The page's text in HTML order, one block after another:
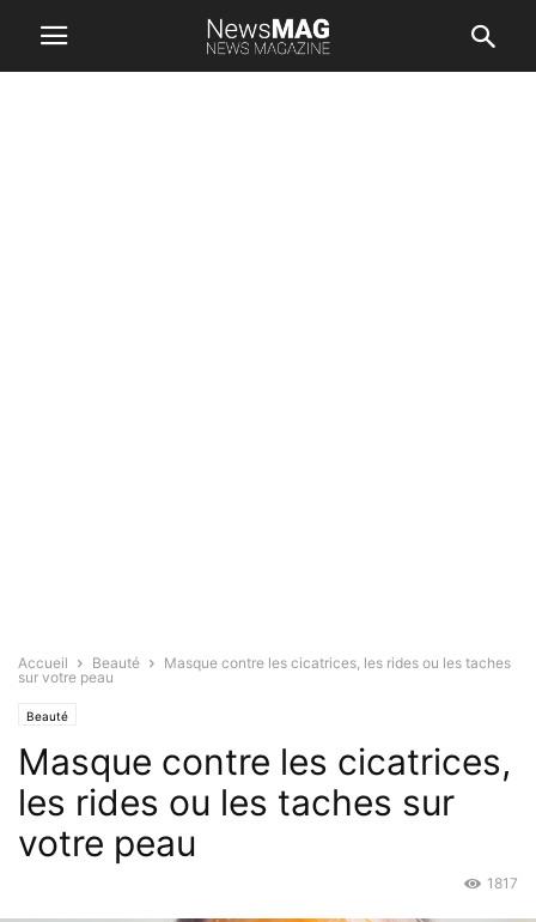
Accueil Beauté
Masque contre les cicatrices, les rides ou les taches
sur votre peau
Beauté
Masque contre les cicatrices,
les rides ou les taches sur
votre peau
1817